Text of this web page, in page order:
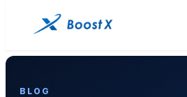
BLOG